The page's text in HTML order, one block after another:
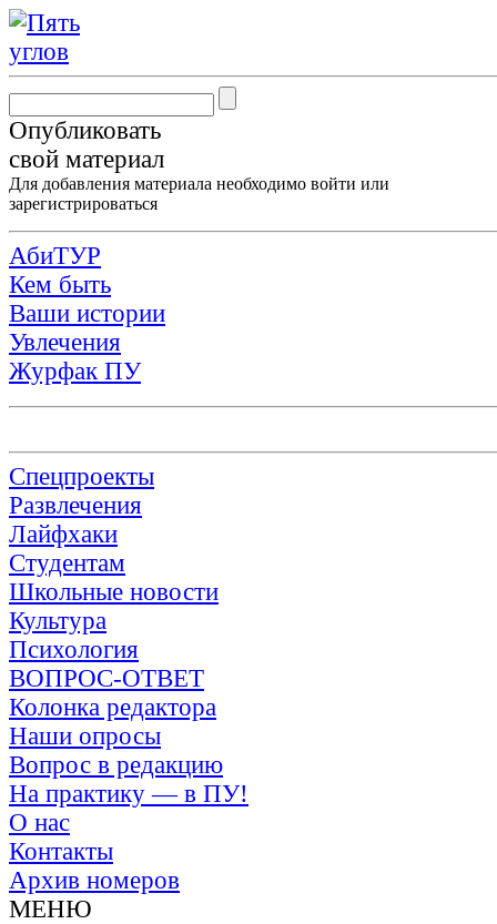
Опубликовать
свой материал
Для добавления материала необходимо войти или
зарегистрироваться
АбиТУР
Кем быть
Ваши истории
Увлечения
Журфак ПУ
Спецпроекты
Развлечения
Лайфхаки
Студентам
Школьные новости
Культура
Психология
ВОПРОС-ОТВЕТ
Колонка редактора
Наши опросы
Вопрос в редакцию
На практику — в ПУ!
О нас
Контакты
Архив номеров
МЕНЮ